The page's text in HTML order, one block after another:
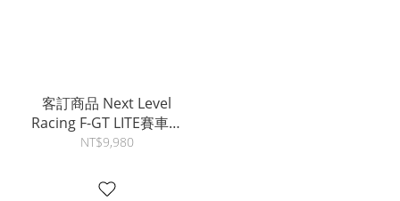
客訂商品 Next Level
Racing F-GT LITE賽車椅
(不支援直驅款)
NT$9,980